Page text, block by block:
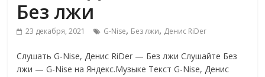
Без лжи
23 декабря, 2021 G-Nise, Без лжи, Денис RiDer
Слушать G-Nise, Денис RiDer — Без лжи Слушайте Без
лжи — G-Nise на Яндекс.Музыке Текст G-Nise, Денис